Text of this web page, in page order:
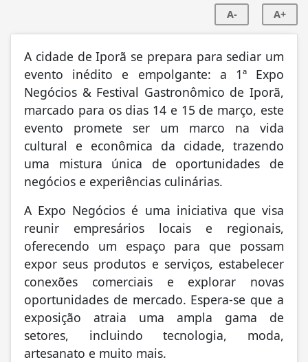
A- A+
A cidade de Iporã se prepara para sediar um
evento inédito e empolgante: a 1ª Expo
Negócios & Festival Gastronômico de Iporã,
marcado para os dias 14 e 15 de março, este
evento promete ser um marco na vida
cultural e econômica da cidade, trazendo
uma mistura única de oportunidades de
negócios e experiências culinárias.
A Expo Negócios é uma iniciativa que visa
reunir empresários locais e regionais,
oferecendo um espaço para que possam
expor seus produtos e serviços, estabelecer
conexões comerciais e explorar novas
oportunidades de mercado. Espera-se que a
exposição atraia uma ampla gama de
setores, incluindo tecnologia, moda,
artesanato e muito mais.